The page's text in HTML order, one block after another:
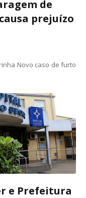
de
prejuízo
Novo caso de furto
e Prefeitura